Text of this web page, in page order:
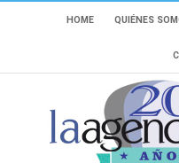
HOME QUIÉNES